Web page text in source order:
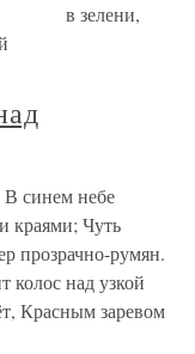
в зелени,
синем небе
краями; Чуть
прозрачно-румян.
колос над узкой
Красным заревом